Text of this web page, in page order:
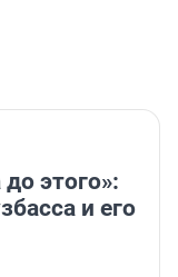
этого»:
и его